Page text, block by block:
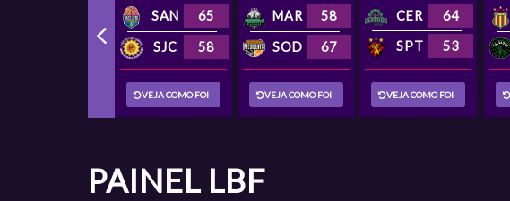
SAN 65
SJC 58
VEJA COMO FOI
MAR 58
SOD 67
VEJA COMO FOI
CER
64
SPT
53
VEJA COMO FOI
PAINEL LBF